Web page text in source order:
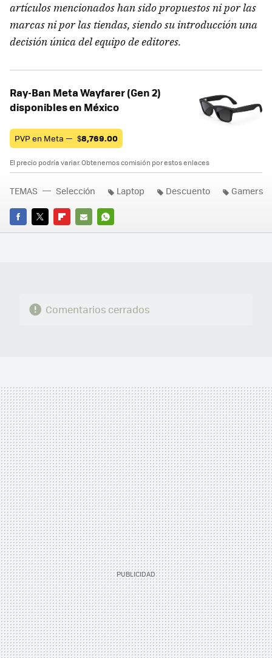
artículos mencionados han sido propuestos ni por las
marcas ni por las tiendas, siendo su introducción una
decisión única del equipo de editores.
Ray-Ban Meta Wayfarer (Gen 2)
disponibles en México
PVP en Meta — $8,769.00
El precio podría variar. Obtenemos comisión por estos enlaces
FACEBOOK
TWITTERFLIPBOARD
E-
WHATSAPP
TEMAS Selección Laptop Descuento Gamers
Comentarios cerrados